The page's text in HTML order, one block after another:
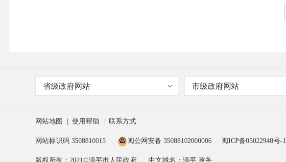
省级政府网站 市级政府网站
网站地图 使用帮助 联系方式
网站标识码 3508810015 闽公网安备 35088102000006 闽ICP备05022948号-1
版权所有：2021©漳平市人民政府 中文域名：漳平.政务